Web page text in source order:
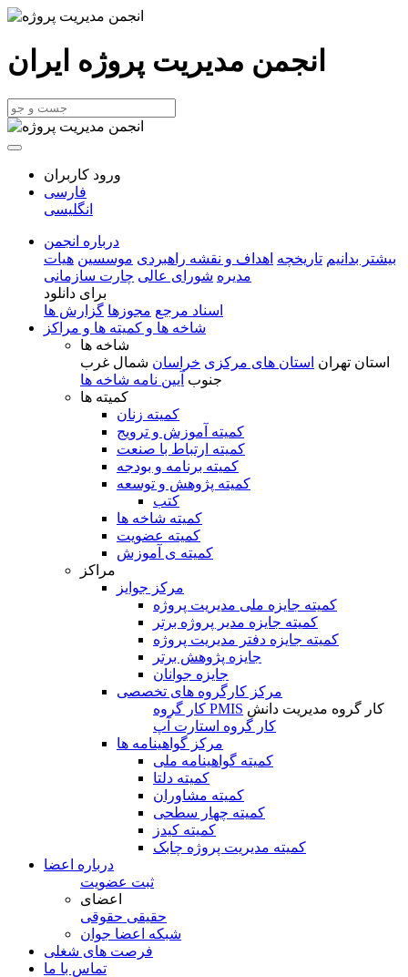
انجمن مدیریت پروژه ایران
ورود کاربران
فارسی
انگلیسی
درباره انجمن
بیشتر بدانیم تاریخچه اهداف و نقشه راهبردی موسسین هیات
مدیره شورای عالی چارت سازمانی
برای دانلود
اسناد مرجع مجوزها گزارش ها
شاخه ها و کمیته ها و مراکز
شاخه ها
استان تهران استان های مرکزی خراسان شمال غرب
جنوب آیین نامه شاخه ها
کمیته ها
کمیته زنان
کمیته آموزش و ترویج
کمیته ارتباط با صنعت
کمیته برنامه و بودجه
کمیته پژوهش و توسعه
کتب
کمیته شاخه ها
کمیته عضویت
کمیته ی آموزش
مراکز
مرکز جوایز
کمیته جایزه ملی مدیریت پروژه
کمیته جایزه مدیر پروژه برتر
کمیته جایزه دفتر مدیریت پروژه
جایزه پژوهش برتر
جایزه جوانان
مرکز کارگروه های تخصصی
کار گروه PMIS کار گروه مدیریت دانش
کار گروه استارت آپ
مرکز گواهینامه ها
کمیته گواهینامه ملی
کمیته دلتا
کمیته مشاوران
کمیته چهار سطحی
کمیته کیدز
کمیته مدیریت پروژه چابک
درباره اعضا
ثبت عضویت
اعضای
حقیقی حقوقی
شبكه اعضا جوان
فرصت های شغلی
تماس با ما